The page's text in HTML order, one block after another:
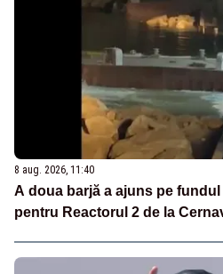
8 aug. 2026, 11:40
A doua barjă a ajuns pe
pentru Reactorul 2 de la